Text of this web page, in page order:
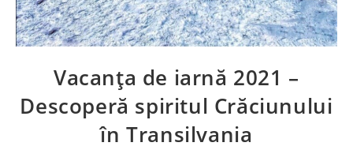
Vacanța de iarnă 2021 –
Descoperă spiritul Crăciunului
în Transilvania